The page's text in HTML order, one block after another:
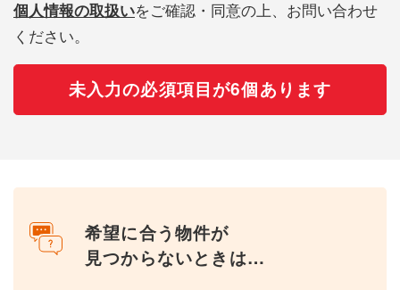
個人情報の取扱いをご確認・同意の上、お問い合わせ
ください。
未入力の必須項目が6個あります
希望に合う物件が
見つからないときは…